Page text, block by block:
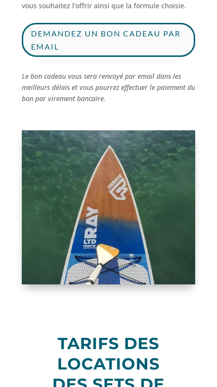
vous souhaitez l'offrir ainsi que la formule choisie.
DEMANDEZ UN BON CADEAU PAR
EMAIL
Le bon cadeau vous sera renvoyé par email dans les
meilleurs délais et vous pourrez effectuer le paiement du
bon par virement bancaire.
TARIFS DES
LOCATIONS